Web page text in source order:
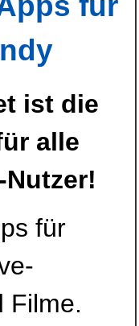
ist die
alle
für
Filme.